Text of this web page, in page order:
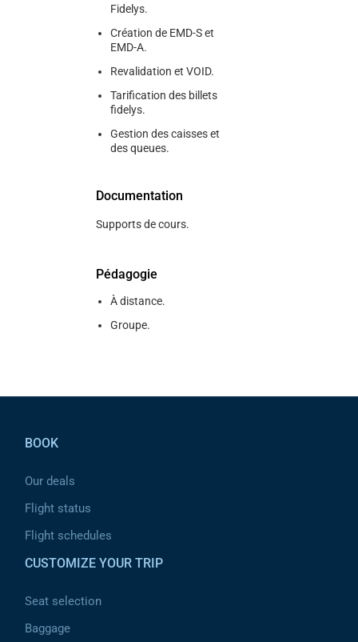
Fidelys.
Création de EMD-S et
EMD-A.
Revalidation et VOID.
Tarification des billets
fidelys.
Gestion des caisses et
des queues.
Documentation
Supports de cours.
Pédagogie
À distance.
Groupe.
BOOK
Our deals
Flight status
Flight schedules
CUSTOMIZE YOUR TRIP
Seat selection
Baggage